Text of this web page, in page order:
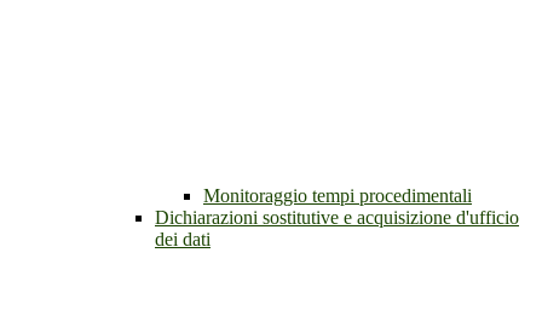
Monitoraggio tempi procedimentali
Dichiarazioni sostitutive e acquisizione d'ufficio
dei dati